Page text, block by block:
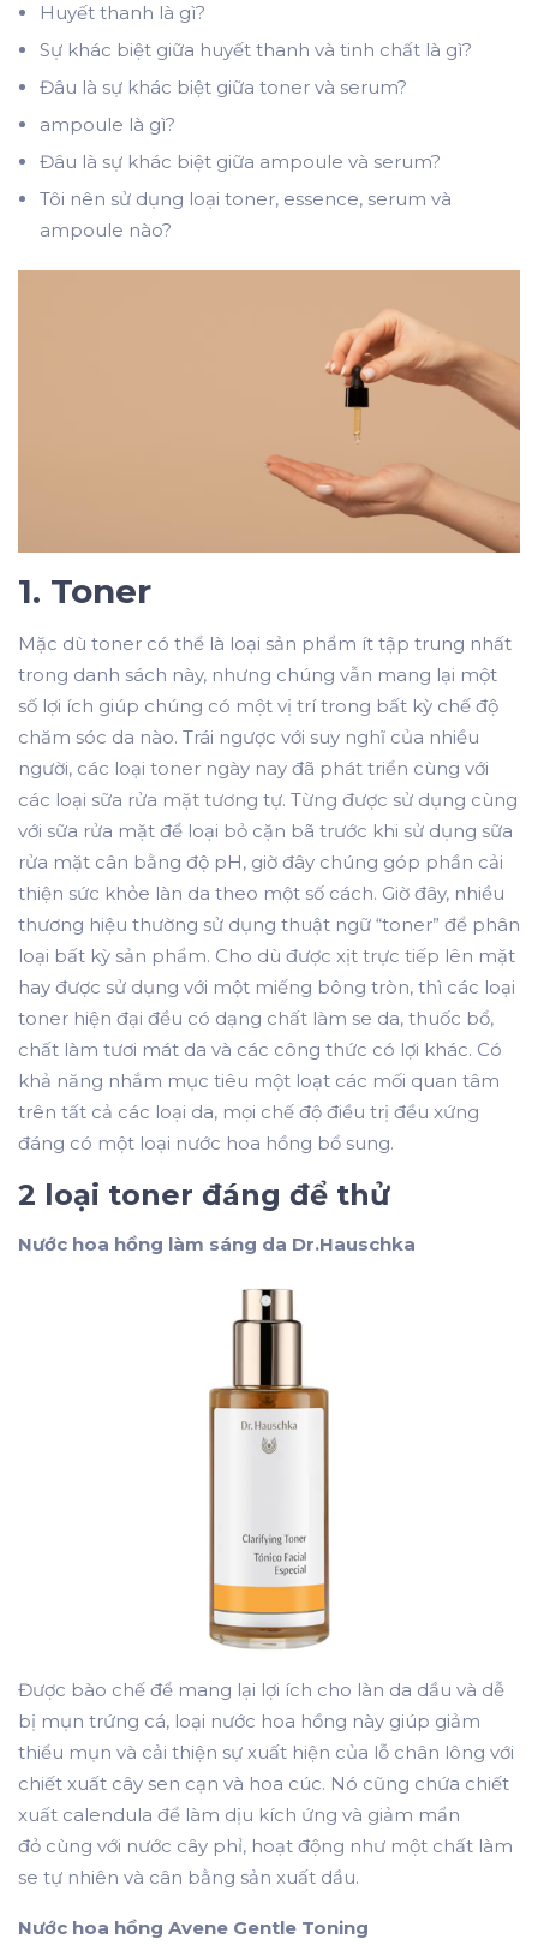
Huyết thanh là gì?
Sự khác biệt giữa huyết thanh và tinh chất là gì?
Đâu là sự khác biệt giữa toner và serum?
ampoule là gì?
Đâu là sự khác biệt giữa ampoule và serum?
Tôi nên sử dụng loại toner, essence, serum và
ampoule nào?
1. Toner
Mặc dù toner có thể là loại sản phẩm ít tập trung nhất
trong danh sách này, nhưng chúng vẫn mang lại một
số lợi ích giúp chúng có một vị trí trong bất kỳ chế độ
chăm sóc da nào. Trái ngược với suy nghĩ của nhiều
người, các loại toner ngày nay đã phát triển cùng với
các loại sữa rửa mặt tương tự. Từng được sử dụng cùng
với sữa rửa mặt để loại bỏ cặn bã trước khi sử dụng sữa
rửa mặt cân bằng độ pH, giờ đây chúng góp phần cải
thiện sức khỏe làn da theo một số cách. Giờ đây, nhiều
thương hiệu thường sử dụng thuật ngữ “toner” để phân
loại bất kỳ sản phẩm. Cho dù được xịt trực tiếp lên mặt
hay được sử dụng với một miếng bông tròn, thì các loại
toner hiện đại đều có dạng chất làm se da, thuốc bổ,
chất làm tươi mát da và các công thức có lợi khác. Có
khả năng nhắm mục tiêu một loạt các mối quan tâm
trên tất cả các loại da, mọi chế độ điều trị đều xứng
đáng có một loại nước hoa hồng bổ sung.
2 loại toner đáng để thử
Nước hoa hồng làm sáng da Dr.Hauschka
Được bào chế để mang lại lợi ích cho làn da dầu và dễ
bị mụn trứng cá, loại nước hoa hồng này giúp giảm
thiểu mụn và cải thiện sự xuất hiện của lỗ chân lông với
chiết xuất cây sen cạn và hoa cúc. Nó cũng chứa chiết
xuất calendula để làm dịu kích ứng và giảm mẩn
đỏ cùng với nước cây phỉ, hoạt động như một chất làm
se tự nhiên và cân bằng sản xuất dầu.
Nước hoa hồng Avene Gentle Toning